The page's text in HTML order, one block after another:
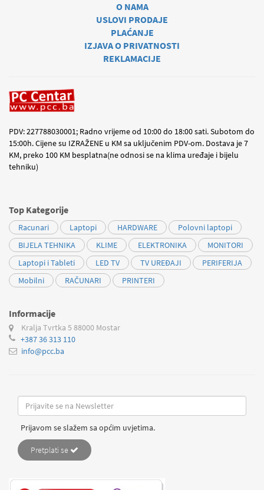
O NAMA
USLOVI PRODAJE
PLAĆANJE
IZJAVA O PRIVATNOSTI
REKLAMACIJE
PDV: 227788030001; Radno vrijeme od 10:00 do 18:00 sati. Subotom do
15:00h. Cijene su IZRAŽENE u KM sa uključenim PDV-om. Dostava je 7
KM, preko 100 KM besplatna(ne odnosi se na klima uređaje i bijelu
tehniku)
Top Kategorije
Racunari Laptopi HARDWARE
Polovni laptopi
BIJELA TEHNIKA
KLIME ELEKTRONIKA
MONITORI
Laptopi i Tableti
LED TV TV UREĐAJI
PERIFERIJA
Mobilni
RAČUNARI PRINTERI
Informacije
Kralja Tvrtka 5 88000 Mostar
+387 36 313 110
info@pcc.ba
Prijavom se slažem sa općim uvjetima.
Pretplati se